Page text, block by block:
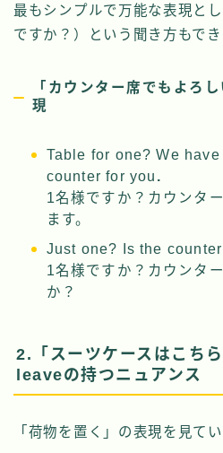
最もシンプルで万能な表現と
ですか？）という聞き方もでき
「カウンター席でもよろ
現
Table for one? We
counter for you .
1名様ですか？カウンタ
ます。
Just one? Is the
1名様ですか？カウンタ
か？
2.「スーツケースはこち
leaveの持つニュアンス
「荷物を置く」の表現を見て